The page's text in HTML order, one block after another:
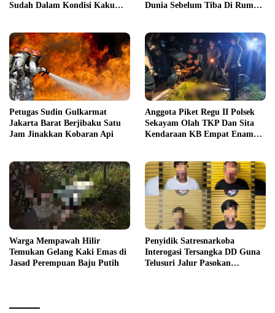
Sudah Dalam Kondisi Kaku
Dunia Sebelum Tiba Di Rumah
Petugas Sudin Gulkarmat
Jakarta Barat Berjibaku Satu
Jam Jinakkan Kobaran Api
Anggota Piket Regu II Polsek
Sekayam Olah TKP Dan Sita
Kendaraan KB Empat Enam
Warga Mempawah Hilir
Temukan Gelang Kaki Emas di
Jasad Perempuan Baju Putih
Penyidik Satresnarkoba
Interogasi Tersangka DD Guna
Telusuri Jalur Pasokan